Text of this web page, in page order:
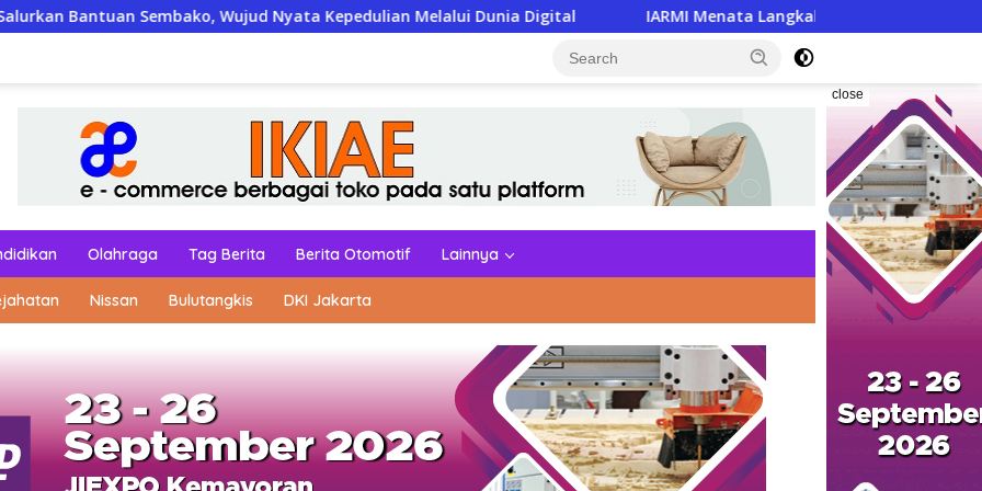
Sembako, Wujud Nyata Kepedulian Melalui Dunia Digital IARMI Menata Langkah, Menguatkan Barisan Pengabdian
close
Olahraga Tag Berita Berita Otomotif Lainnya
Nissan Bulutangkis DKI Jakarta